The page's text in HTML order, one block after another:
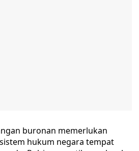
buronan memerlukan
hukum negara tempat